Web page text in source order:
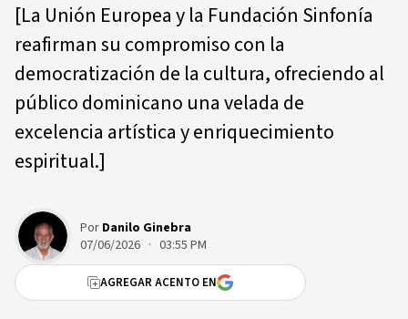
[La Unión Europea y la Fundación Sinfonía
reafirman su compromiso con la
democratización de la cultura, ofreciendo al
público dominicano una velada de
excelencia artística y enriquecimiento
espiritual.]
Por Danilo Ginebra
07/06/2026 · 03:55 PM
AGREGAR ACENTO EN